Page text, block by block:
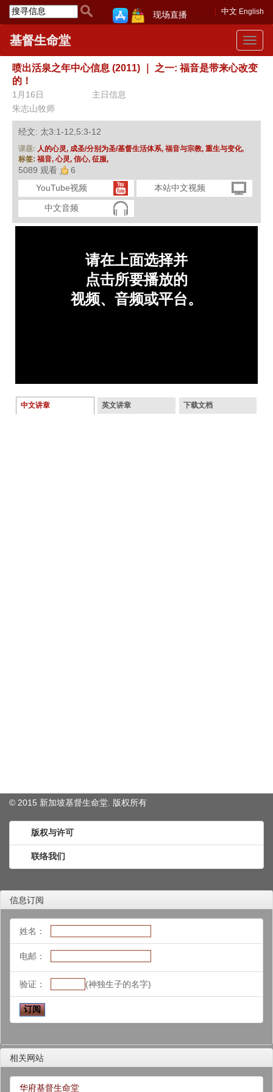
中文 English
现场直播
Toggle
基督生命堂
喷出活泉之年中心信息 (2011)
之一: 福音是带来心改变
的！
1月16日
主日信息
朱志山牧师
经文: 太3:1-12,5:3-12
课题: 人的心灵, 成圣/分别为圣/基督生活体系, 福音与宗教, 重生与变化,
标签: 福音,心灵, 信心, 征服,
5089 观看
6
YouTube视频
本站中文视频
中文音频
中文讲章 英文讲章 下载文档
© 2015 新加坡基督生命堂. 版权所有
版权与许可
联络我们
信息订阅
姓名：
电邮：
验证： (神独生子的名字)
相关网站
华府基督生命堂